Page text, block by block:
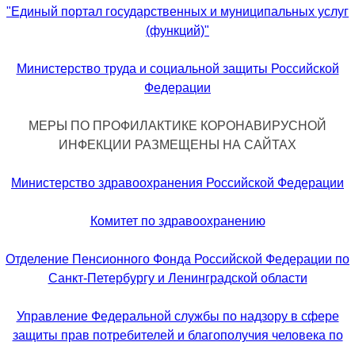
"Единый портал государственных и муниципальных услуг
(функций)"
Министерство труда и социальной защиты Российской
Федерации
МЕРЫ ПО ПРОФИЛАКТИКЕ КОРОНАВИРУСНОЙ
ИНФЕКЦИИ РАЗМЕЩЕНЫ НА САЙТАХ
Министерство здравоохранения Российской Федерации
Комитет по здравоохранению
Отделение Пенсионного Фонда Российской Федерации по
Санкт-Петербургу и Ленинградской области
Управление Федеральной службы по надзору в сфере
защиты прав потребителей и благополучия человека по